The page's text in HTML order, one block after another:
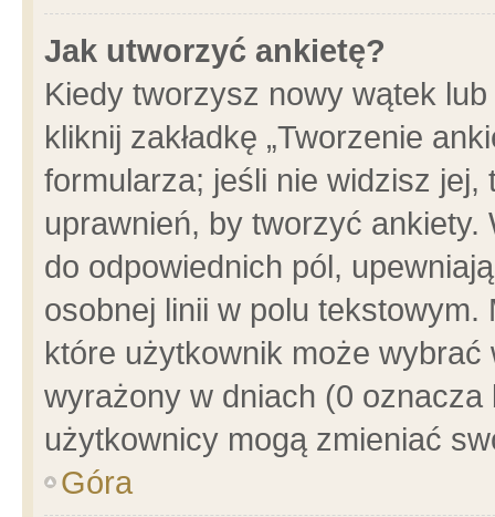
Jak utworzyć ankietę?
Kiedy tworzysz nowy wątek
kliknij zakładkę „Tworzenie
formularza; jeśli nie widzisz
uprawnień, by tworzyć ankiety.
do odpowiednich pól,
osobnej linii w polu
które użytkownik może
wyrażony w dniach (0
użytkownicy mogą zmieniać
Góra